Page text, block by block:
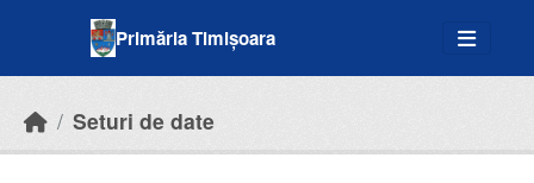
Primăria Timișoara
Seturi de date